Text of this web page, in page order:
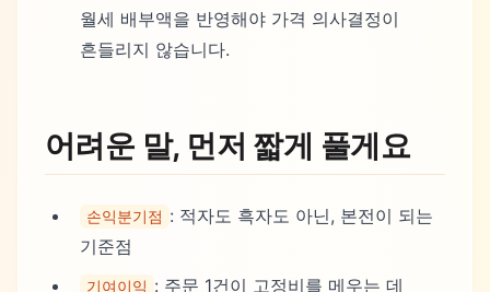
월세 배부액을 반영해야 가격 의사결정이
흔들리지 않습니다.
어려운 말, 먼저 짧게 풀게요
손익분기점 : 적자도 흑자도 아닌, 본전이 되는
기준점
기여이익 : 주문 1건이 고정비를 메우는 데